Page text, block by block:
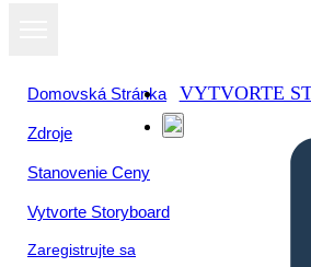
Domovská Stránka
Zdroje
Stanovenie Ceny
Vytvorte Storyboard
Zaregistrujte sa
VYTVORTE